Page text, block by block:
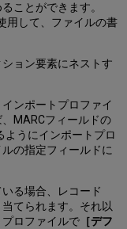
ことができます。
用して、ファイルの書
ョン要素にネストす
ンポートプロファイ
MARCフィールドの
ようにインポートプロ
の指定フィールドに
る場合、レコード
てられます。それ以
ロファイルで ［デフ